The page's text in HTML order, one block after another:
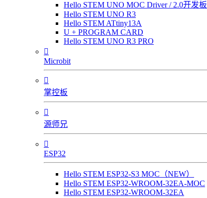
Hello STEM UNO MOC Driver / 2.0开发板
Hello STEM UNO R3
Hello STEM ATtiny13A
U + PROGRAM CARD
Hello STEM UNO R3 PRO

Microbit

掌控板

源师兄

ESP32
Hello STEM ESP32-S3 MOC（NEW）
Hello STEM ESP32-WROOM-32EA-MOC
Hello STEM ESP32-WROOM-32EA